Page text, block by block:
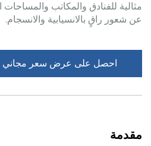
مثالية للفنادق والمكاتب
عن شعور راقٍ بالانسيابية والانسجام.
احصل على عرض سعر مجاني
مقدمة